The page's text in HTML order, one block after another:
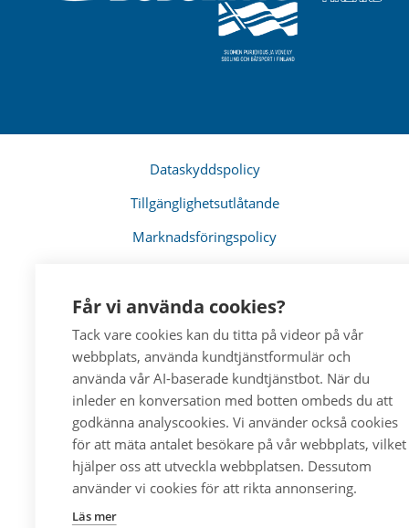
Får vi använda cookies?
Tack vare cookies kan du titta på videor på vår
webbplats, använda kundtjänstformulär och
använda vår AI-baserade kundtjänstbot. När du
inleder en konversation med botten ombeds du att
godkänna analyscookies. Vi använder också cookies
för att mäta antalet besökare på vår webbplats, vilket
hjälper oss att utveckla webbplatsen. Dessutom
använder vi cookies för att rikta annonsering.
Läs mer
Dataskyddspolicy
Tillgänglighetsutlåtande
Marknadsföringspolicy